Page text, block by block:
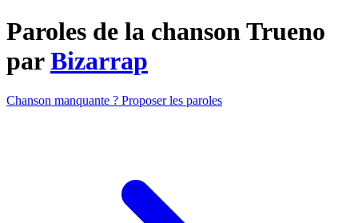
Paroles de la chanson Trueno
parBizarrap
Chanson manquante ? Proposer les paroles